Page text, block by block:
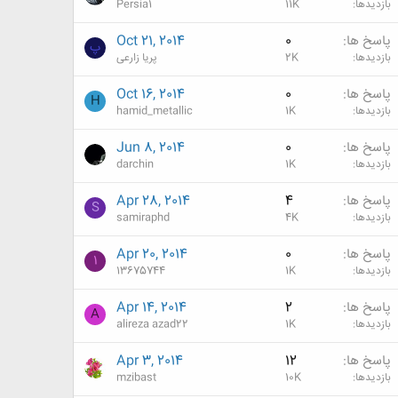
بازدیدها 11K
Persia1
پاسخ ها 0
بازدیدها 2K
Oct 21, 2014
پریا زارعی پ
پاسخ ها 0
بازدیدها 1K
Oct 16, 2014
hamid_metallic
H
پاسخ ها 0
بازدیدها 1K
Jun 8, 2014
darchin
پاسخ ها 4
بازدیدها 4K
Apr 28, 2014
samiraphd
S
پاسخ ها 0
بازدیدها 1K
Apr 20, 2014
13675744
1
پاسخ ها 2
بازدیدها 1K
Apr 14, 2014
alireza azad22
A
پاسخ ها 12
بازدیدها 10K
Apr 3, 2014
mzibast